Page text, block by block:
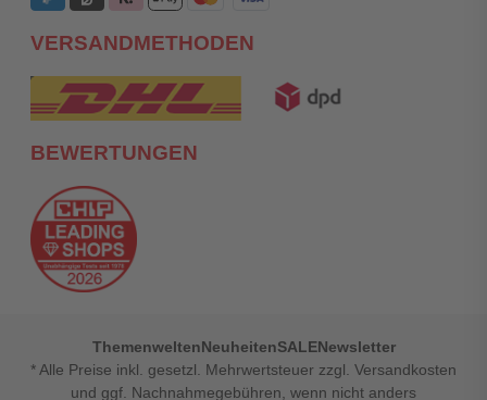
VERSANDMETHODEN
BEWERTUNGEN
ThemenweltenNeuheitenSALENewsletter
* Alle Preise inkl. gesetzl. Mehrwertsteuer zzgl. Versandkosten
und ggf. Nachnahmegebühren, wenn nicht anders